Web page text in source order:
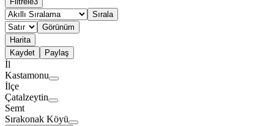
Sırala
Görünüm
Harita
Kaydet
Paylaş
İl
Kastamonu
İlçe
Çatalzeytin
Semt
Sırakonak Köyü